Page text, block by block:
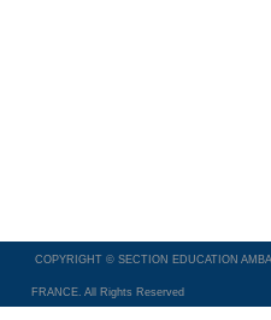
COPYRIGHT © SECTION EDUCATION
FRANCE. All Rights Reserved